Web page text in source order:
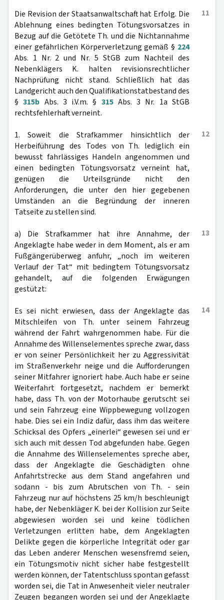
11
Die Revision der Staatsanwaltschaft hat Erfolg. Die
Ablehnung eines bedingten Tötungsvorsatzes in
Bezug auf die Getötete Th. und die Nichtannahme
einer gefährlichen Körperverletzung gemäß § 224
Abs. 1 Nr. 2 und Nr. 5 StGB zum Nachteil des
Nebenklägers K. halten revisionsrechtlicher
Nachprüfung nicht stand. Schließlich hat das
Landgericht auch den Qualifikationstatbestand des
§315b Abs. 3 i.V.m. § 315Abs. 3 Nr. 1a StGB
rechtsfehlerhaft verneint.
12
1. Soweit die Strafkammer hinsichtlich der
Herbeiführung des Todes von Th. lediglich ein
bewusst fahrlässiges Handeln angenommen und
einen bedingten Tötungsvorsatz verneint hat,
genügen die Urteilsgründe nicht den
Anforderungen, die unter den hier gegebenen
Umständen an die Begründung der inneren
Tatseite zu stellen sind.
13
a) Die Strafkammer hat ihre Annahme, der
Angeklagte habe weder in dem Moment, als er am
Fußgängerüberweg anfuhr, „noch im weiteren
Verlauf der Tat“ mit bedingtem Tötungsvorsatz
gehandelt, auf die folgenden Erwägungen
gestützt:
14
Es sei nicht erwiesen, dass der Angeklagte das
Mitschleifen von Th. unter seinem Fahrzeug
während der Fahrt wahrgenommen habe. Für die
Annahme des Willenselementes spreche zwar, dass
er von seiner Persönlichkeit her zu Aggressivität
im Straßenverkehr neige und die Aufforderungen
seiner Mitfahrer ignoriert habe. Auch habe er seine
Weiterfahrt fortgesetzt, nachdem er bemerkt
habe, dass Th. von der Motorhaube gerutscht sei
und sein Fahrzeug eine Wippbewegung vollzogen
habe. Dies sei ein Indiz dafür, dass ihm das weitere
Schicksal des Opfers „einerlei“ gewesen sei und er
sich auch mit dessen Tod abgefunden habe. Gegen
die Annahme des Willenselementes spreche aber,
dass der Angeklagte die Geschädigten ohne
Anfahrtstrecke aus dem Stand angefahren und
sodann - bis zum Abrutschen von Th. - sein
Fahrzeug nur auf höchstens 25 km/h beschleunigt
habe, der Nebenkläger K. bei der Kollision zur Seite
abgewiesen worden sei und keine tödlichen
Verletzungen erlitten habe, dem Angeklagten
Delikte gegen die körperliche Integrität oder gar
das Leben anderer Menschen wesensfremd seien,
ein Tötungsmotiv nicht sicher habe festgestellt
werden können, der Tatentschluss spontan gefasst
worden sei, die Tat in Anwesenheit vieler neutraler
Zeugen begangen worden sei und der Angeklagte